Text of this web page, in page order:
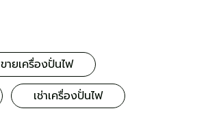
ขายเครื่องปั่นไฟ
เช่าเครื่องปั่นไฟ